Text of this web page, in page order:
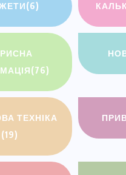
(6)
(76)
ТЕХНІКА
(19)